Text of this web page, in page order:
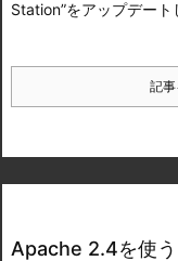
Station”をアップデート
記
Apache 2.4を使